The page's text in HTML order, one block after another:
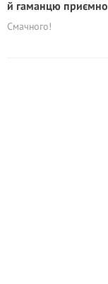
й гаманцю приємно
Смачного!